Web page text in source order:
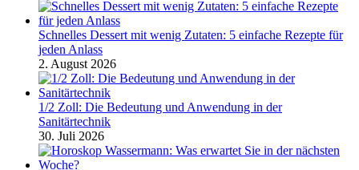
Schnelles Dessert mit wenig Zutaten: 5 einfache Rezepte für
jeden Anlass
2. August 2026
1/2 Zoll: Die Bedeutung und Anwendung in der
Sanitärtechnik
30. Juli 2026